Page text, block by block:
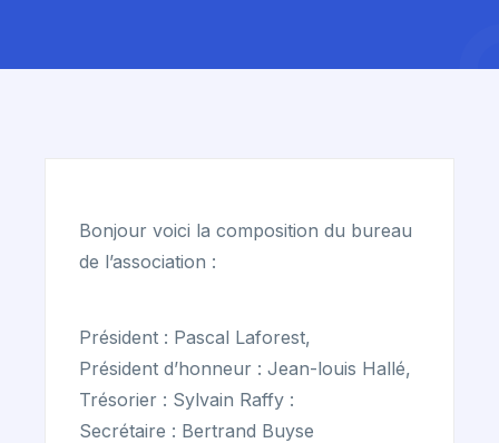
Bonjour voici la composition du bureau
de l’association :
Président : Pascal Laforest,
Président d’honneur : Jean-louis Hallé,
Trésorier : Sylvain Raffy :
Secrétaire : Bertrand Buyse